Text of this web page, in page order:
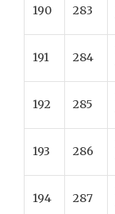
190 283
191 284
192 285
193 286
194 287